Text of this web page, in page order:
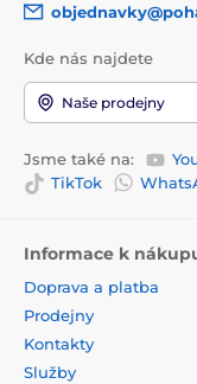
Kde nás najdete
Naše prodejny
Jsme také na:
TikTok
Informace k
Doprava a platba
Prodejny
Kontakty
Služby